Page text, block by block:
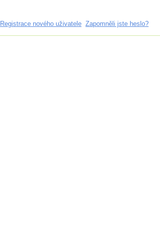
Registrace nového uživatele Zapomněli jste heslo?